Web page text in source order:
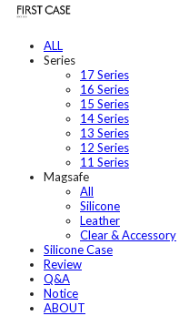
ALL
Series
17 Series
16 Series
15 Series
14 Series
13 Series
12 Series
11 Series
Magsafe
All
Silicone
Leather
Clear & Accessory
Silicone Case
Review
Q&A
Notice
ABOUT